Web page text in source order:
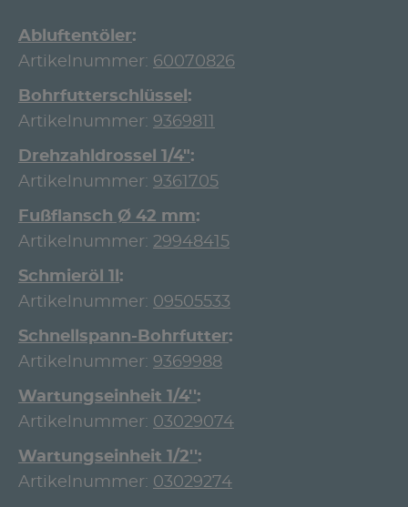
Abluftentöler
Artikelnummer: 60070826
Bohrfutterschlüssel
Artikelnummer: 9369811
Drehzahldrossel 1/4"
Artikelnummer: 9361705
Fußflansch Ø 42 mm
Artikelnummer: 29948415
Schmieröl 1l
Artikelnummer: 09505533
Schnellspann-Bohrfutter
Artikelnummer: 9369988
Wartungseinheit 1/4''
Artikelnummer: 03029074
Wartungseinheit 1/2''
Artikelnummer: 03029274